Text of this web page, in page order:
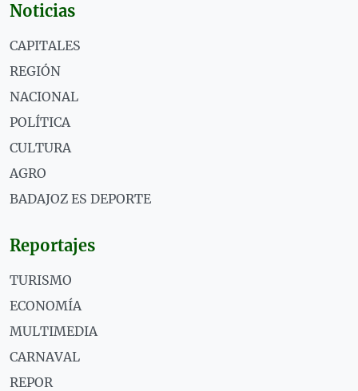
Noticias
CAPITALES
REGIÓN
NACIONAL
POLÍTICA
CULTURA
AGRO
BADAJOZ ES DEPORTE
Reportajes
TURISMO
ECONOMÍA
MULTIMEDIA
CARNAVAL
REPOR